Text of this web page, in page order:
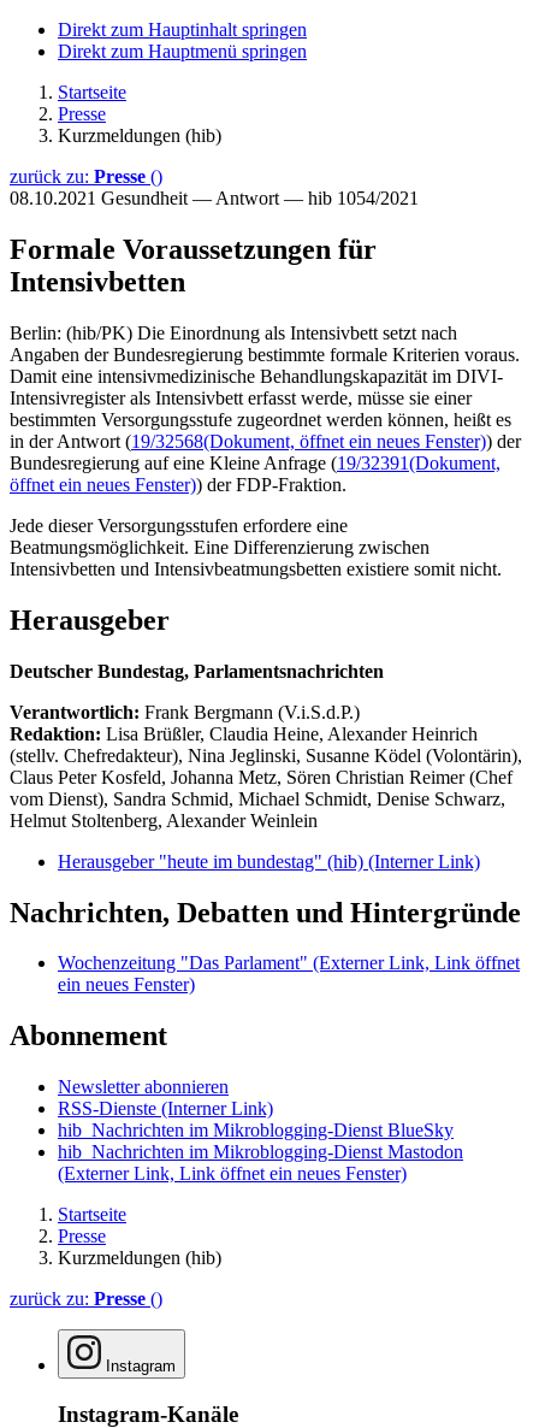
Direkt zum Hauptinhalt springen
Direkt zum Hauptmenü springen
Startseite
Presse
Kurzmeldungen (hib)
zurück zu: Presse ()
08.10.2021 Gesundheit — Antwort — hib 1054/2021
Formale Voraussetzungen für
Intensivbetten
Berlin: (hib/PK) Die Einordnung als Intensivbett setzt nach
Angaben der Bundesregierung bestimmte formale Kriterien voraus.
Damit eine intensivmedizinische Behandlungskapazität im DIVI-
Intensivregister als Intensivbett erfasst werde, müsse sie einer
bestimmten Versorgungsstufe zugeordnet werden können, heißt es
in der Antwort (19/32568(Dokument, öffnet ein neues Fenster)) der
Bundesregierung auf eine Kleine Anfrage (19/32391(Dokument,
öffnet ein neues Fenster)) der FDP-Fraktion.
Jede dieser Versorgungsstufen erfordere eine
Beatmungsmöglichkeit. Eine Differenzierung zwischen
Intensivbetten und Intensivbeatmungsbetten existiere somit nicht.
Herausgeber
Deutscher Bundestag, Parlamentsnachrichten
Verantwortlich: Frank Bergmann (V.i.S.d.P.)
Redaktion: Lisa Brüßler, Claudia Heine, Alexander Heinrich
(stellv. Chefredakteur), Nina Jeglinski, Susanne Ködel (Volontärin),
Claus Peter Kosfeld, Johanna Metz, Sören Christian Reimer (Chef
vom Dienst), Sandra Schmid, Michael Schmidt, Denise Schwarz,
Helmut Stoltenberg, Alexander Weinlein
Herausgeber "heute im bundestag" (hib) (Interner Link)
Nachrichten, Debatten und Hintergründe
Wochenzeitung "Das Parlament" (Externer Link, Link öffnet
ein neues Fenster)
Abonnement
Newsletter abonnieren
RSS-Dienste (Interner Link)
hib_Nachrichten im Mikroblogging-Dienst BlueSky
hib_Nachrichten im Mikroblogging-Dienst Mastodon
(Externer Link, Link öffnet ein neues Fenster)
Startseite
Presse
Kurzmeldungen (hib)
zurück zu: Presse ()
Instagram
Instagram-Kanäle